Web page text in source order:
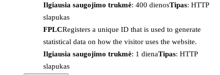
Ilgiausia saugojimo trukmė: 400 dienosTipas: HTTP
slapukas
FPLCRegisters a unique ID that is used to generate
statistical data on how the visitor uses the website.
Ilgiausia saugojimo trukmė: 1 dienaTipas: HTTP
slapukas